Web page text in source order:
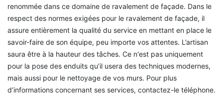
renommée dans ce domaine de ravalement de façade. Dans le
respect des normes exigées pour le ravalement de façade, il
assure entièrement la qualité du service en mettant en place le
savoir-faire de son équipe, peu importe vos attentes. L’artisan
saura être à la hauteur des tâches. Ce n'est pas uniquement
pour la pose des enduits qu’il usera des techniques modernes,
mais aussi pour le nettoyage de vos murs. Pour plus
d’informations concernant ses services, contactez-le téléphone.